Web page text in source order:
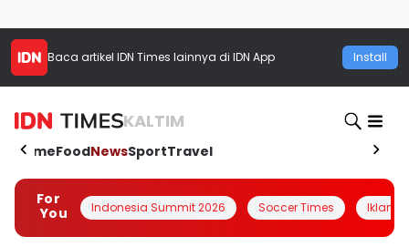
Baca artikel IDN Times lainnya di IDN App Install
KALTIM
HomeFoodNewsSportTravel
For
You
Indonesia Summit 2026 Soccer Times Iklanin